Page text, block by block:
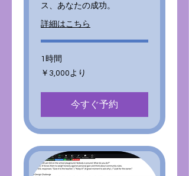
ス、あなたの成功。
詳細はこちら
1時間
3,000
円
り
￥3,000より
今すぐ予約